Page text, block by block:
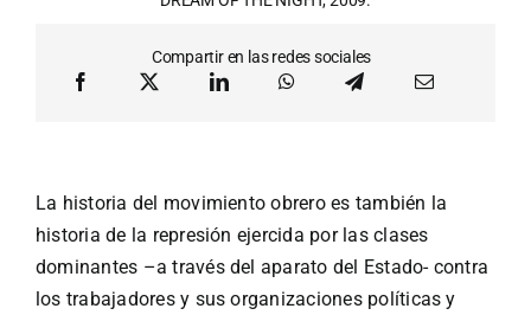
Compartir en las redes sociales
La historia del movimiento obrero es también la
historia de la represión ejercida por las clases
dominantes –a través del aparato del Estado- contra
los trabajadores y sus organizaciones políticas y